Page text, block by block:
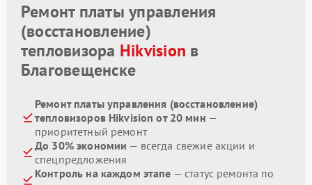
Ремонт платы управления
(восстановление)
тепловизора Hikvision в
Благовещенске
Ремонт платы управления (восстановление)
тепловизоров Hikvision от 20 мин —
приоритетный ремонт
До 30% экономии — всегда свежие акции и
спецпредложения
Контроль на каждом этапе — статус ремонта по